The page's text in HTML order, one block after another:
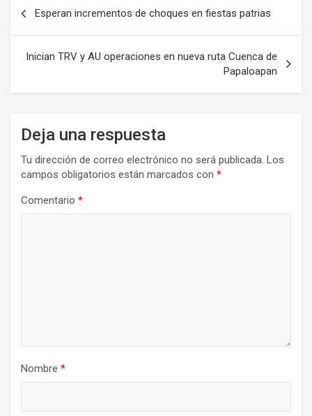
entradas
Esperan incrementos de choques en fiestas patrias
Inician TRV y AU operaciones en nueva ruta Cuenca de
Papaloapan
Deja una respuesta
Tu dirección de correo electrónico no será publicada. Los
campos obligatorios están marcados con *
Comentario *
Nombre *